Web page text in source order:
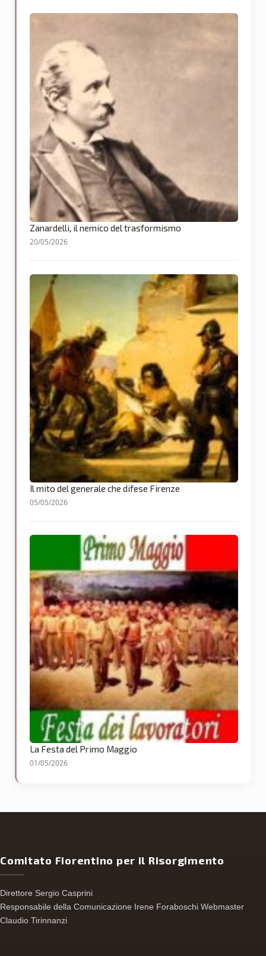
Zanardelli, il nemico del trasformismo
20/05/2026
Il mito del generale che difese Firenze
05/05/2026
La Festa del Primo Maggio
01/05/2026
Comitato Fiorentino per il Risorgimento
Direttore Sergio Casprini
Responsabile della Comunicazione Irene Foraboschi Webmaster
Claudio Tirinnanzi